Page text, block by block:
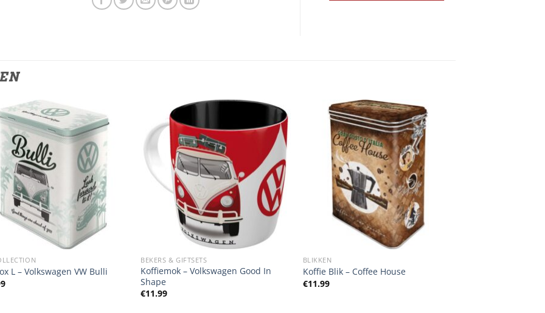
L – Volkswagen VW Bulli
BEKERS & GIFTSETS
Koffiemok – Volkswagen Good In
Shape
€11.99
BLIKKEN
Koffie Blik – Coffee House
€11.99